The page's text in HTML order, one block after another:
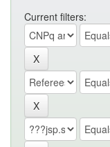
Current filters: